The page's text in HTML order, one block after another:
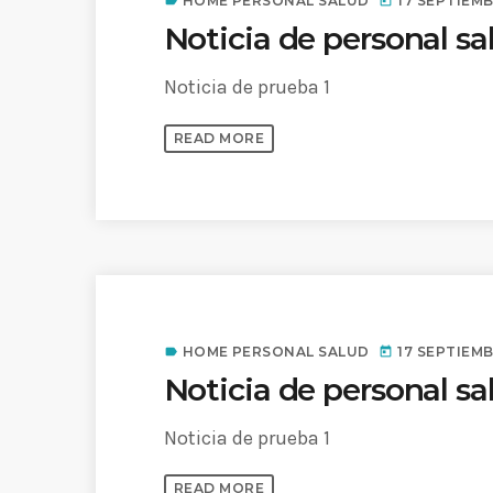
today 14 AGOSTO, 2019
17 SEPTIEMBRE, 2021
Noticia de personal
Noticia de prueba 1
READ MORE
label HOME PERSONAL SALUD today 17
Noticia de personal
Noticia de prueba 1
READ MORE